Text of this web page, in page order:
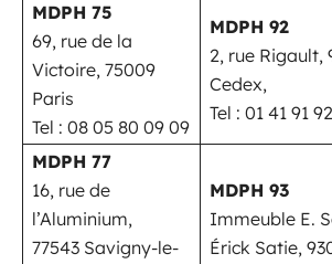
MDPH 75
69, rue de la
Victoire, 75009
Paris
Tel : 08 05 80 09 09
MDPH 92
2, rue Rigault,
Cedex,
Tel : 01 41 91
MDPH 77
16, rue de
l’Aluminium,
77543 Savigny-le-
MDPH 93
Immeuble E.
Érick Satie,